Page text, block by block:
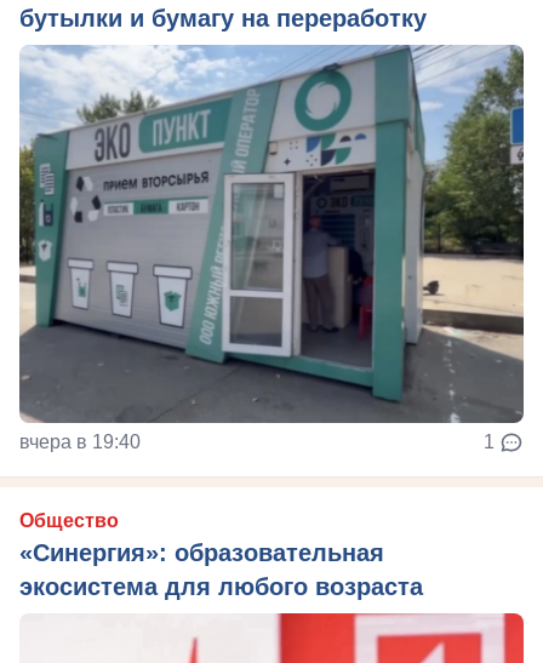
бутылки и бумагу на переработку
вчера в 19:40 1
Общество
«Синергия»: образовательная
экосистема для любого возраста